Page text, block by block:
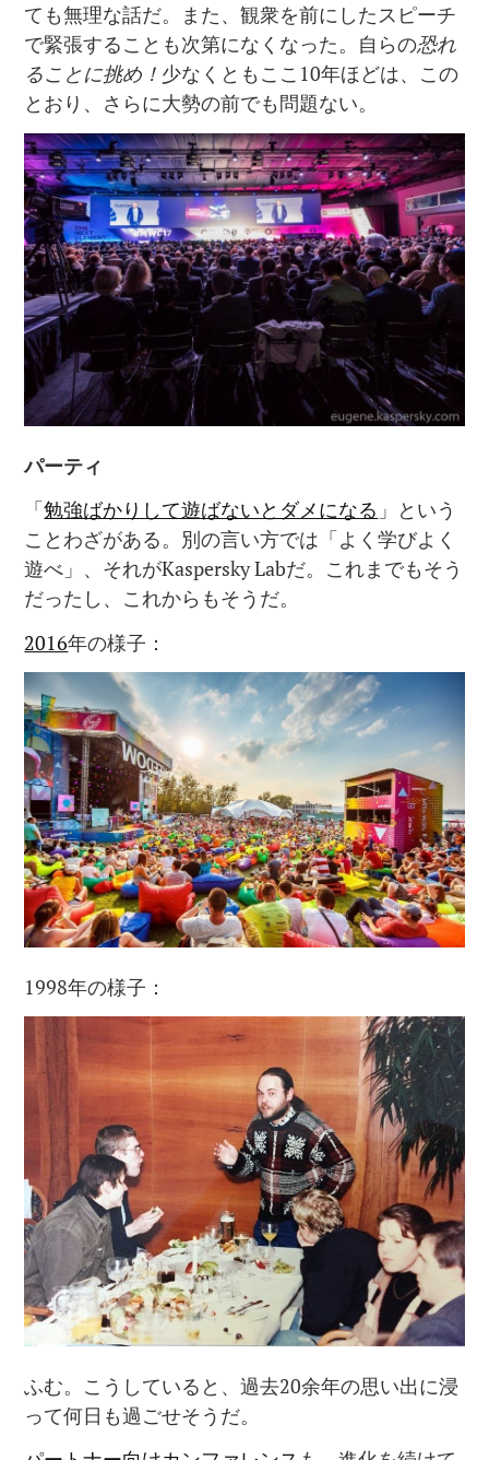
ても無理な話だ。また、観衆を前にしたスピーチ
で緊張することも次第になくなった。自らの恐れ
ることに挑め！ 少なくともここ10年ほどは、この
とおり、さらに大勢の前でも問題ない。
パーティ
「勉強ばかりして遊ばないとダメになる 」という
ことわざがある。別の言い方では「よく学びよく
遊べ」、それがKaspersky Labだ。これまでもそう
だったし、これからもそうだ。
2016年の様子：
1998年の様子：
ふむ。こうしていると、過去20余年の思い出に浸
って何日も過ごせそうだ。